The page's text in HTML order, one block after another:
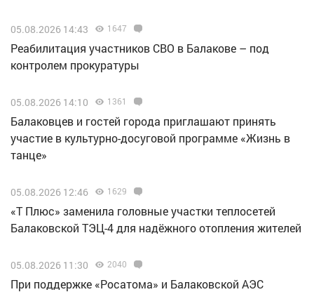
05.08.2026 14:43 1647
Реабилитация участников СВО в Балакове – под
контролем прокуратуры
05.08.2026 14:10 1361
Балаковцев и гостей города приглашают принять
участие в культурно-досуговой программе «Жизнь в
танце»
05.08.2026 12:46 1629
«Т Плюс» заменила головные участки теплосетей
Балаковской ТЭЦ-4 для надёжного отопления жителей
05.08.2026 11:30 2040
При поддержке «Росатома» и Балаковской АЭС